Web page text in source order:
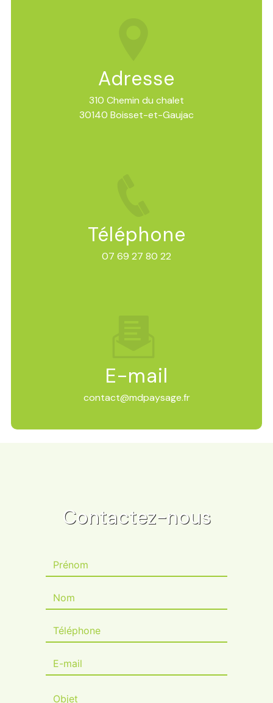
Adresse
310 Chemin du chalet
30140 Boisset-et-Gaujac
Téléphone
07 69 27 80 22
E-mail
contact@mdpaysage.fr
Contactez-nous